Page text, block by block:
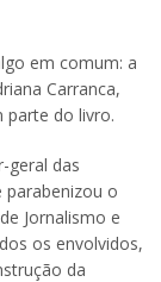
em comum: a
Carranca,
parte do livro.
geral das
parabenizou o
Jornalismo e
os envolvidos,
da